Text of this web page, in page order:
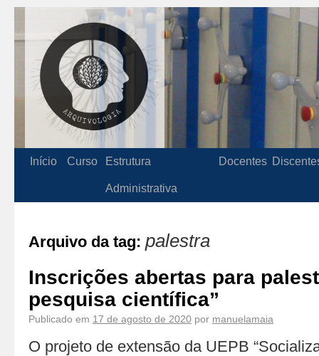
Início Curso Estrutura
Administrativa
Docentes
Arquivo da tag: palestra
Inscrições abertas para
pesquisa científica”
Publicado em 17 de agosto de 2020 por manuelamaia
O projeto de extensão da UEPB